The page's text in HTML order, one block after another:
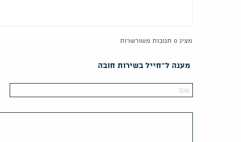
מציג 0 תגובות משורשרות
מענה ל־חייל בשירות חובה